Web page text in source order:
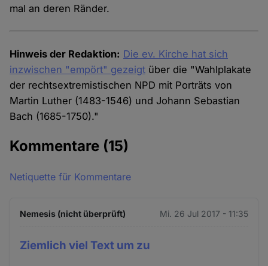
mal an deren Ränder.
Hinweis der Redaktion: Die ev. Kirche hat sich
inzwischen "empört" gezeigt über die "Wahlplakate
der rechtsextremistischen NPD mit Porträts von
Martin Luther (1483-1546) und Johann Sebastian
Bach (1685-1750)."
Kommentare (15)
Netiquette für Kommentare
Nemesis (nicht überprüft) Mi. 26 Jul 2017 - 11:35
Ziemlich viel Text um zu